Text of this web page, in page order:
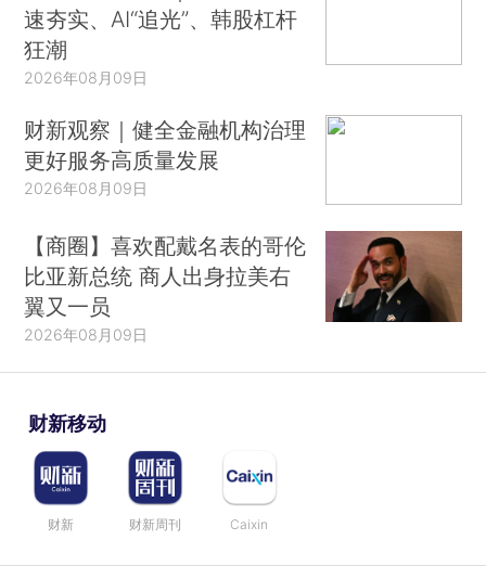
速夯实、AI“追光”、韩股杠杆
狂潮
2026年08月09日
财新观察｜健全金融机构治理
更好服务高质量发展
2026年08月09日
【商圈】喜欢配戴名表的哥伦
比亚新总统 商人出身拉美右
翼又一员
2026年08月09日
财新移动
财新 财新周刊 Caixin